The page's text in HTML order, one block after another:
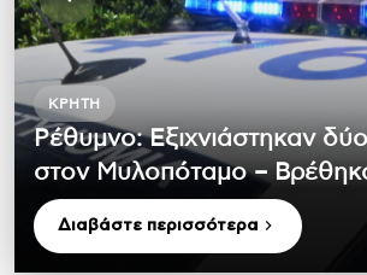
ΚΡΉΤΗ
Ρέθυμνο: Εξιχνιάστηκαν
στον Μυλοπόταμο –
Διαβάστε περισσότερα